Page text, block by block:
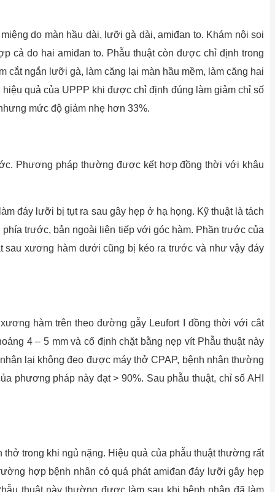
do màn hầu dài, lưỡi gà dài, amiđan to. Khám nội soi
cả do hai amiđan to. Phẫu thuật còn được chỉ định trong
cắt ngắn lưỡi gà, làm căng lại màn hầu mềm, làm căng hai
quả của UPPP khi được chỉ định đúng làm giảm chỉ số
mức độ giảm nhẹ hơn 33%.
Phương pháp thường được kết hợp đồng thời với khâu
đáy lưỡi bị tụt ra sau gây hẹp ở hạ họng. Kỹ thuật là tách
trước, bản ngoài liên tiếp với góc hàm. Phần trước của
xương hàm dưới cũng bị kéo ra trước và như vậy đáy
hàm trên theo đường gẫy Leufort I đồng thời với cắt
4 – 5 mm và cố định chặt bằng nẹp vít Phẫu thuật này
lại không đeo được máy thở CPAP, bệnh nhân thường
phương pháp này đạt > 90%. Sau phẫu thuật, chỉ số AHI
trong khi ngủ nặng. Hiệu quả của phẫu thuật thường rất
hợp bệnh nhân có quá phát amiđan đáy lưỡi gây hẹp